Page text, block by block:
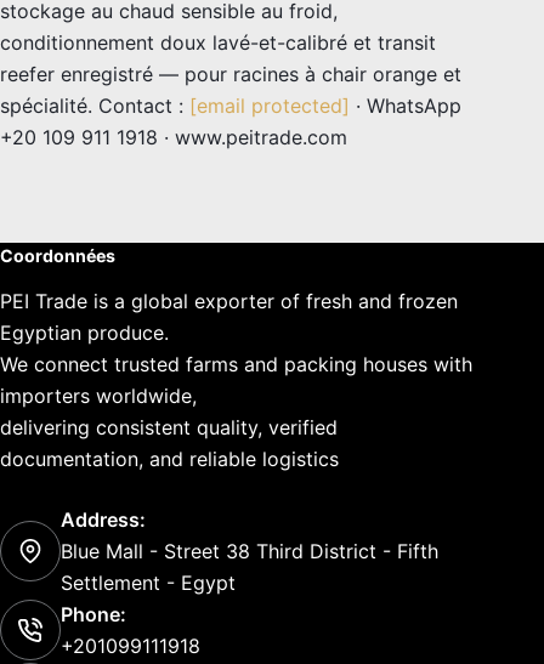
stockage au chaud sensible au froid,
conditionnement doux lavé-et-calibré et transit
reefer enregistré — pour racines à chair orange et
spécialité. Contact : [email protected] · WhatsApp
+20 109 911 1918 · www.peitrade.com
Coordonnées
PEI Trade is a global exporter of fresh and frozen
Egyptian produce.
We connect trusted farms and packing houses with
importers worldwide,
delivering consistent quality, verified
documentation, and reliable logistics
Address:
Blue Mall - Street 38 Third District - Fifth
Settlement - Egypt
Phone:
+201099111918